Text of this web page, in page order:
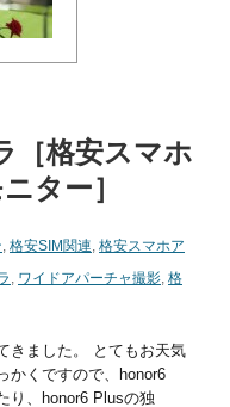
［格安スマホ
ター］
, 格安SIM関連, 格安スマホア
, ワイドアパーチャ撮影, 格
きました。 とてもお天気
かくですので、honor6
り、honor6 Plusの独